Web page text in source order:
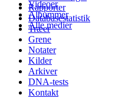
Videoer
Albummer
Alle medier
Rapporter
Databasestatistik
Træer
Grene
Notater
Kilder
Arkiver
DNA-tests
Kontakt